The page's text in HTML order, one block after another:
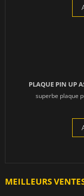
PLAQUE PIN UP
superbe plaque
MEILLEURS